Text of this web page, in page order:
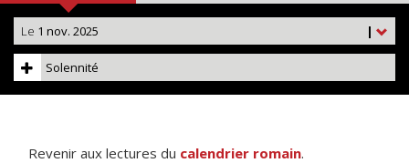
|
Le 1 nov. 2025
Solennité
Revenir aux lectures du calendrier romain.